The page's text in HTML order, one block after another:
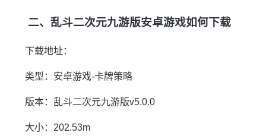
二、乱斗二次元九游版安卓游戏如何下载
下载地址：
类型：安卓游戏-卡牌策略
版本：乱斗二次元九游版v5.0.0
大小：202.53m